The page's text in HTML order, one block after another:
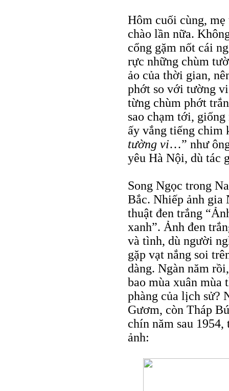
Hôm cuối cùng,
chào lần nữa.
cổng gặm nốt cái
rực những chùm
ảo của thời gian,
phớt so với tường
từng chùm phớt
sao chạm tới,
ấy vắng tiếng chim
tường vi…” như
yêu Hà Nội, dù tác
Song Ngọc trong
Bắc. Nhiếp ảnh gia
thuật đen trắng
xanh”. Ảnh đen
và tình, dù người
gặp vạt nắng soi
dàng. Ngàn năm
bao mùa xuân mùa
phàng của lịch sử?
Gươm, còn Tháp
chín năm sau
ảnh: